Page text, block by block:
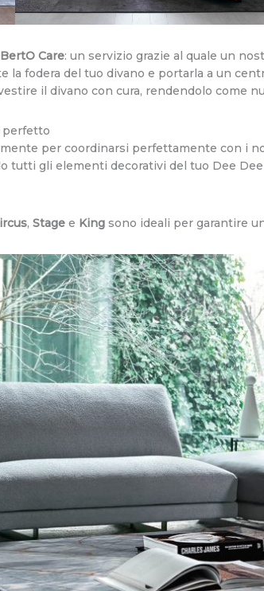
BertO Care: un servizio grazie al quale un
fodera del tuo divano e portarla a un
il divano con cura, rendendolo come
perfetto
per coordinarsi perfettamente con i
tutti gli elementi decorativi del tuo Dee
,Stage e King sono ideali per garantire